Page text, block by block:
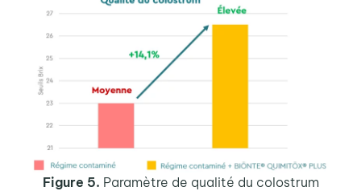
Figure 5. Paramètre de qualité du colostrum